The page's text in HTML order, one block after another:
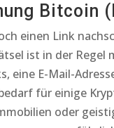
Bitcoin
einen Link
ist in der
eine E-Mail-
für einige
oder